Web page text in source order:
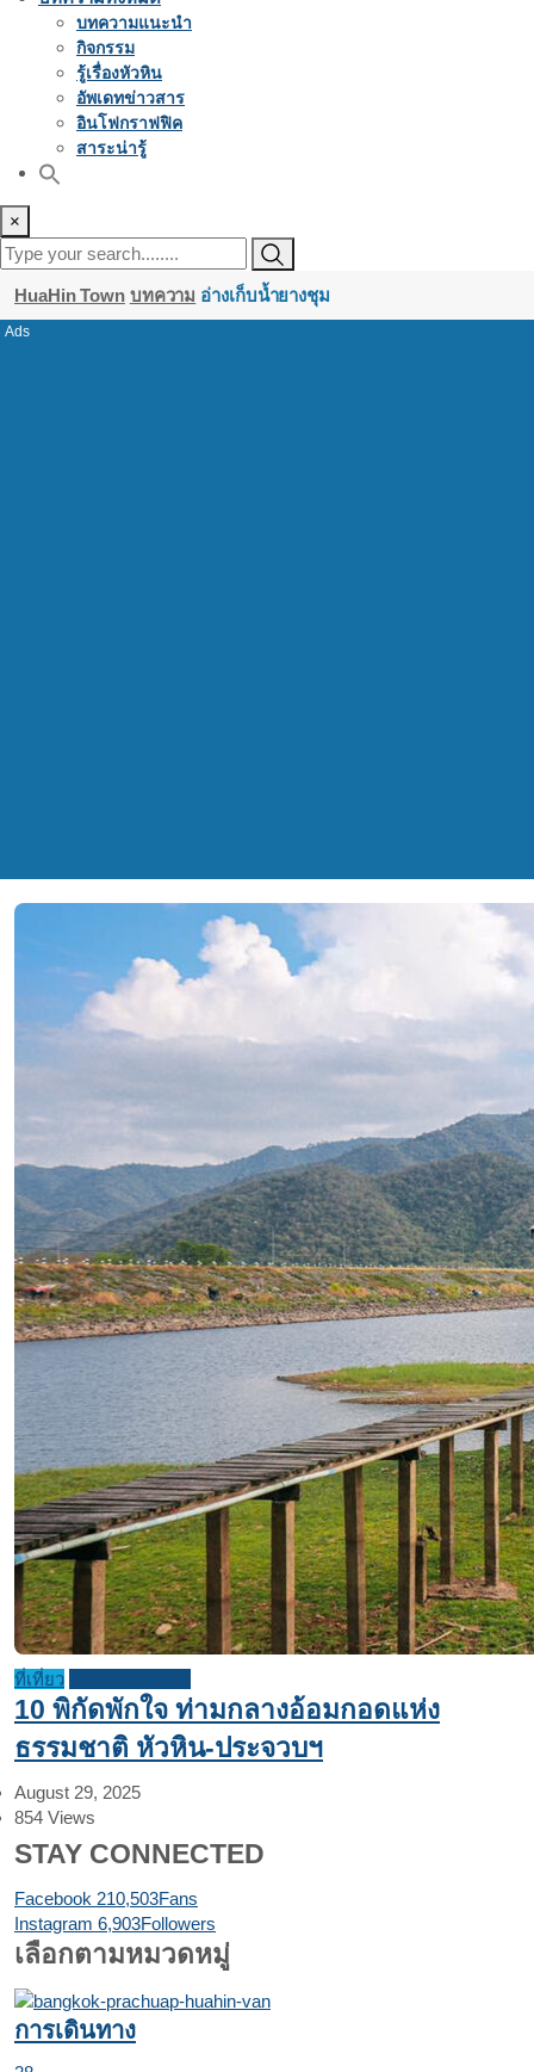
บทความแนะนำ
กิจกรรม
รู้เรื่องหัวหิน
อัพเดทข่าวสาร
อินโฟกราฟฟิค
สาระน่ารู้
×
HuaHin Town บทความ อ่างเก็บน้ำยางชุม
ที่เที่ยว
10 พิกัดพักใจ ท่ามกลางอ้อมกอดแห่ง
ธรรมชาติ หัวหิน-ประจวบฯ
August 29, 2025
854 Views
STAY CONNECTED
Facebook 210,503Fans
Instagram 6,903Followers
เลือกตามหมวดหมู่
การเดินทาง